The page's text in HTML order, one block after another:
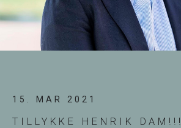
15. MAR 2021
TILLYKKE HENRIK DAM!!!